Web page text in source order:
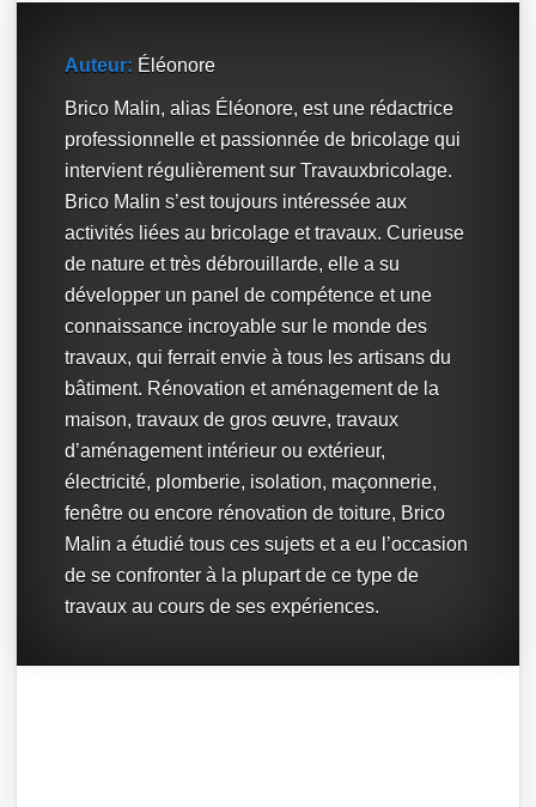
Auteur: Éléonore
Brico Malin, alias Éléonore, est une rédactrice
professionnelle et passionnée de bricolage qui
intervient régulièrement sur Travauxbricolage.
Brico Malin s’est toujours intéressée aux
activités liées au bricolage et travaux. Curieuse
de nature et très débrouillarde, elle a su
développer un panel de compétence et une
connaissance incroyable sur le monde des
travaux, qui ferrait envie à tous les artisans du
bâtiment. Rénovation et aménagement de la
maison, travaux de gros œuvre, travaux
d’aménagement intérieur ou extérieur,
électricité, plomberie, isolation, maçonnerie,
fenêtre ou encore rénovation de toiture, Brico
Malin a étudié tous ces sujets et a eu l’occasion
de se confronter à la plupart de ce type de
travaux au cours de ses expériences.